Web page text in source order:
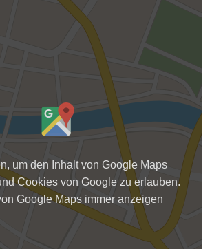
um den Inhalt von Google Maps
Cookies von Google zu erlauben.
Google Maps immer anzeigen